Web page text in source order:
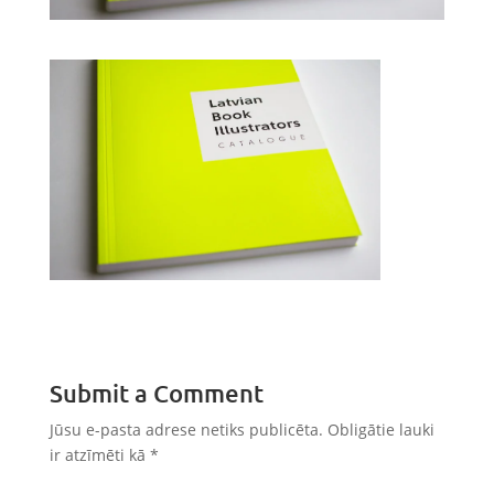
Submit a Comment
Jūsu e-pasta adrese netiks publicēta. Obligātie lauki
ir atzīmēti kā *